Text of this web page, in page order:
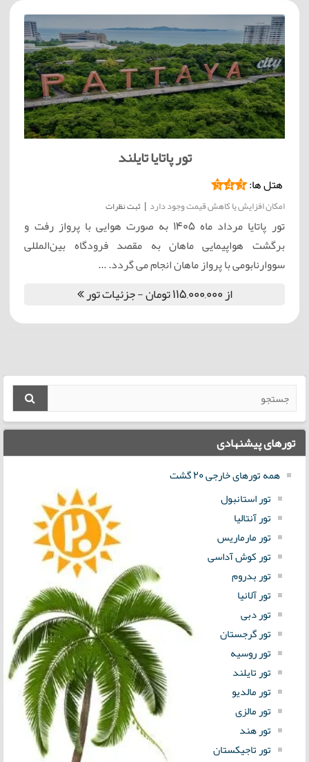
تور پاتایا تایلند
هتل ها: 3
4
5
امکان افزایش یا کاهش قیمت وجود دارد | ثبت نظرات
تور پاتایا مرداد ماه 1405 به صورت هوایی با پرواز رفت و
برگشت هواپیمایی ماهان به مقصد فرودگاه بین‌المللی
سووارنابومی با پرواز ماهان انجام می گردد. ...
از 115,000,000 تومان - جزئیات تور
تورهای پیشنهادی
همه تورهای خارجی 20 گشت
تور استانبول
تور آنتالیا
تور مارماریس
تور کوش آداسی
تور بدروم
تور آلانیا
تور دبی
تور گرجستان
تور روسیه
تور تایلند
تور مالدیو
تور مالزی
تور هند
تور تاجیکستان